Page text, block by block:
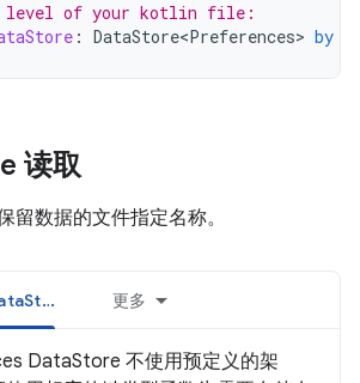
level of your kotlin file:
: DataStore<Preferences> by
读取
留数据的文件指定名称。
Preferences DataStore 更多
DataStore 不使用预定义的架